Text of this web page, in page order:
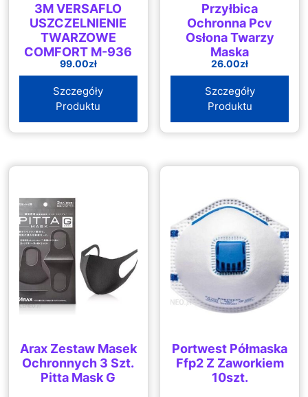
3M VERSAFLO
USZCZELNIENIE
TWARZOWE
COMFORT M-936
99.00zł
Szczegóły
Produktu
Przyłbica
Ochronna Pcv
Osłona Twarzy
Maska
26.00zł
Szczegóły
Produktu
Arax Zestaw Masek
Ochronnych 3 Szt.
Pitta Mask G
Portwest Półmaska
Ffp2 Z Zaworkiem
10szt.